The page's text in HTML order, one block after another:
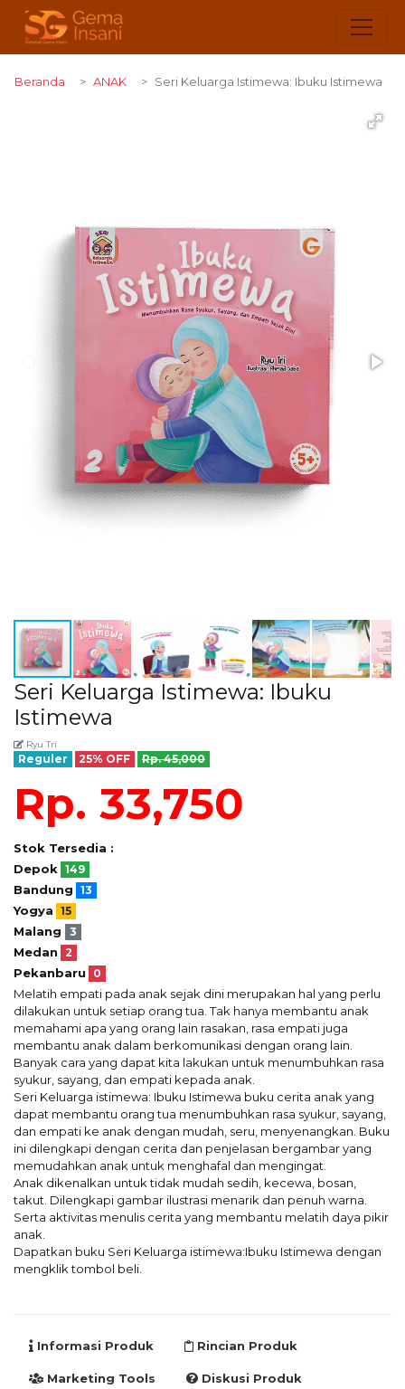
Beranda ANAK Seri Keluarga Istimewa: Ibuku Istimewa
Seri Keluarga Istimewa: Ibuku
Istimewa
Ryu Tri
Reguler 25% OFF Rp. 45,000
Rp. 33,750
Stok Tersedia :
Depok 149
Bandung 13
Yogya 15
Malang 3
Medan 2
Pekanbaru 0
Melatih empati pada anak sejak dini merupakan hal yang perlu
dilakukan untuk setiap orang tua. Tak hanya membantu anak
memahami apa yang orang lain rasakan, rasa empati juga
membantu anak dalam berkomunikasi dengan orang lain.
Banyak cara yang dapat kita lakukan untuk menumbuhkan rasa
syukur, sayang, dan empati kepada anak.
Seri Keluarga istimewa: Ibuku Istimewa buku cerita anak yang
dapat membantu orang tua menumbuhkan rasa syukur, sayang,
dan empati ke anak dengan mudah, seru, menyenangkan. Buku
ini dilengkapi dengan cerita dan penjelasan bergambar yang
memudahkan anak untuk menghafal dan mengingat.
Anak dikenalkan untuk tidak mudah sedih, kecewa, bosan,
takut. Dilengkapi gambar ilustrasi menarik dan penuh warna.
Serta aktivitas menulis cerita yang membantu melatih daya pikir
anak.
Dapatkan buku Seri Keluarga istimewa:Ibuku Istimewa dengan
mengklik tombol beli.
Informasi Produk Rincian Produk
Marketing Tools Diskusi Produk